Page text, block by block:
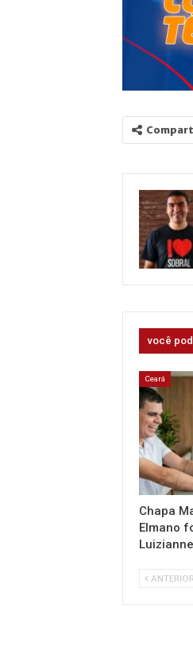
você
Ceará
Chapa
Elmano
ANTERIOR